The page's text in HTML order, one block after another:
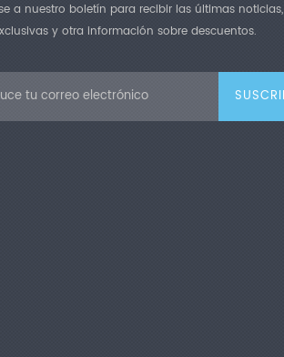
a nuestro boletín para recibir las últimas noticias,
y otra información sobre descuentos.